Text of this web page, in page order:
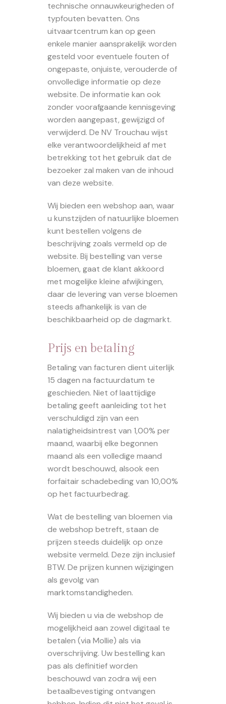
technische onnauwkeurigheden of
typfouten bevatten. Ons
uitvaartcentrum kan op geen
enkele manier aansprakelijk worden
gesteld voor eventuele fouten of
ongepaste, onjuiste, verouderde of
onvolledige informatie op deze
website. De informatie kan ook
zonder voorafgaande kennisgeving
worden aangepast, gewijzigd of
verwijderd. De NV Trouchau wijst
elke verantwoordelijkheid af met
betrekking tot het gebruik dat de
bezoeker zal maken van de inhoud
van deze website.
Wij bieden een webshop aan, waar
u kunstzijden of natuurlijke bloemen
kunt bestellen volgens de
beschrijving zoals vermeld op de
website. Bij bestelling van verse
bloemen, gaat de klant akkoord
met mogelijke kleine afwijkingen,
daar de levering van verse bloemen
steeds afhankelijk is van de
beschikbaarheid op de dagmarkt.
Prijs en betaling
Betaling van facturen dient uiterlijk
15 dagen na factuurdatum te
geschieden. Niet of laattijdige
betaling geeft aanleiding tot het
verschuldigd zijn van een
nalatigheidsintrest van 1,00% per
maand, waarbij elke begonnen
maand als een volledige maand
wordt beschouwd, alsook een
forfaitair schadebeding van 10,00%
op het factuurbedrag.
Wat de bestelling van bloemen via
de webshop betreft, staan de
prijzen steeds duidelijk op onze
website vermeld. Deze zijn inclusief
BTW. De prijzen kunnen wijzigingen
als gevolg van
marktomstandigheden.
Wij bieden u via de webshop de
mogelijkheid aan zowel digitaal te
betalen (via Mollie) als via
overschrijving. Uw bestelling kan
pas als definitief worden
beschouwd van zodra wij een
betaalbevestiging ontvangen